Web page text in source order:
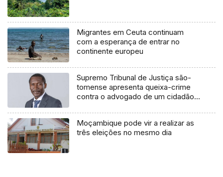
Migrantes em Ceuta continuam
com a esperança de entrar no
continente europeu
Supremo Tribunal de Justiça são-
tomense apresenta queixa-crime
contra o advogado de um cidadão
Moçambique pode vir a realizar as
três eleições no mesmo dia